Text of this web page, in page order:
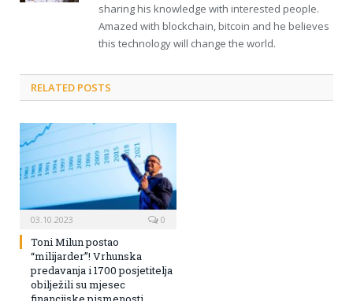
sharing his knowledge with interested people.
Amazed with blockchain, bitcoin and he believes
this technology will change the world.
RELATED POSTS
03.10.2023 0
Toni Milun postao
“milijarder”! Vrhunska
predavanja i 1700 posjetitelja
obilježili su mjesec